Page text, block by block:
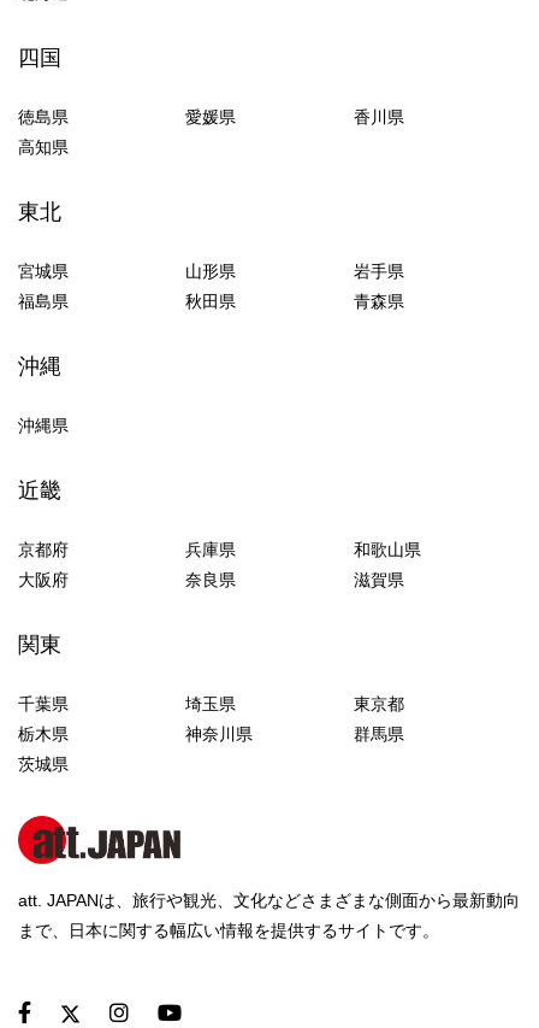
四国
徳島県 愛媛県
香川県
高知県
東北
宮城県 山形県
岩手県
福島県
秋田県 青森県
沖縄
沖縄県
近畿
京都府 兵庫県
和歌山県
大阪府
奈良県 滋賀県
関東
千葉県 埼玉県
東京都
栃木県
神奈川県
群馬県
茨城県
att. JAPANは、旅行や観光、文化などさまざまな側面から最新動向
まで、日本に関する幅広い情報を提供するサイトです。